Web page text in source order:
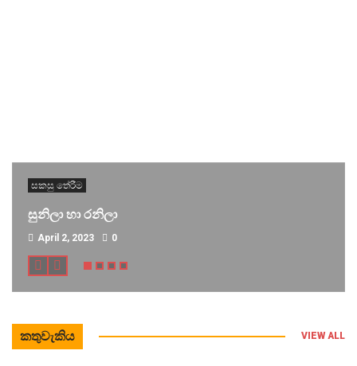
සකසු තේරීම
සුනිලා හා රනිලා
April 2, 2023 0
කතුවැකිය VIEW ALL